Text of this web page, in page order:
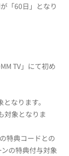
「60日」となり
TV」にて初め
なります。
対象となりま
特典コードとの
の特典付与対象